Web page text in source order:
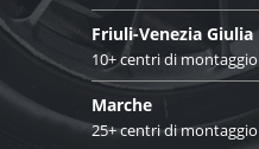
Friuli-Venezia Giulia
10+ centri di montaggio
Marche
25+ centri di montaggio